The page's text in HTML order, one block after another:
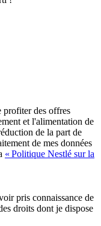
profiter des offres
et l'alimentation de
de la part de
de mes données
« Politique Nestlé sur la
pris connaissance de
droits dont je dispose